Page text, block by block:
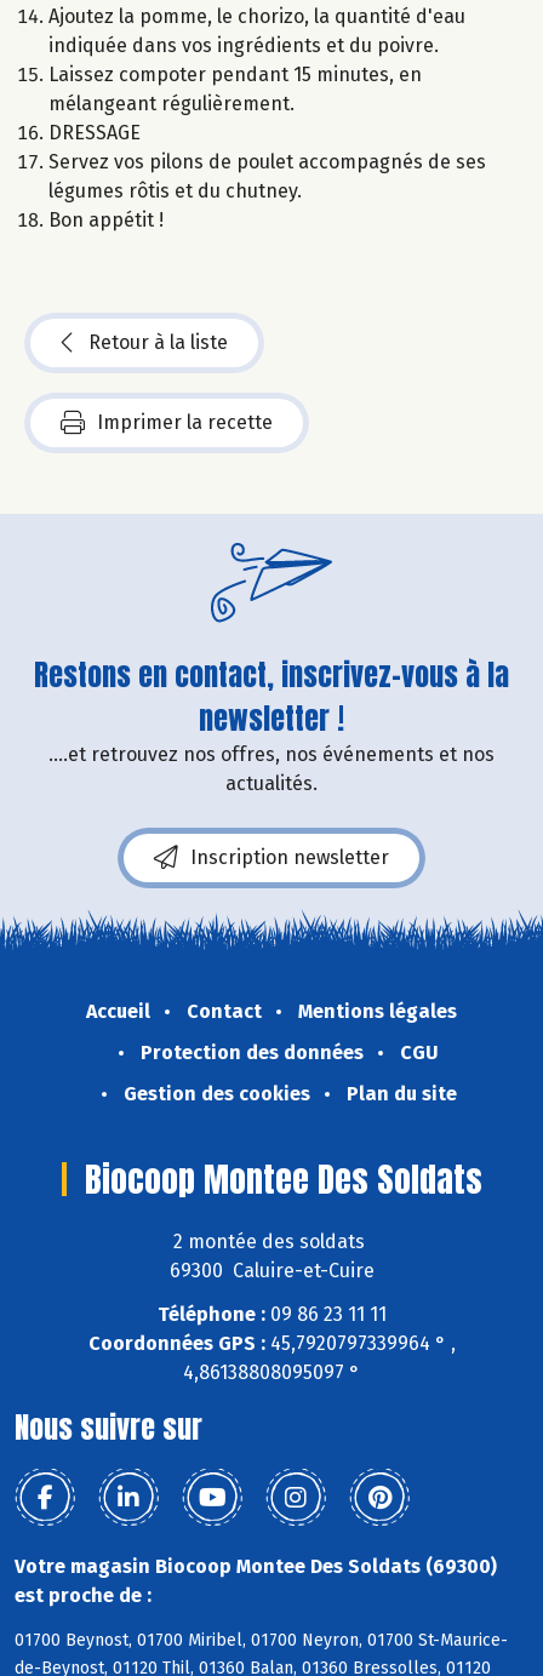
Ajoutez la pomme, le chorizo, la quantité d'eau
indiquée dans vos ingrédients et du poivre.
Laissez compoter pendant 15 minutes, en
mélangeant régulièrement.
DRESSAGE
Servez vos pilons de poulet accompagnés de ses
légumes rôtis et du chutney.
Bon appétit !
Retour à la liste
Imprimer la recette
Restons en contact, inscrivez-vous à la
newsletter !
....et retrouvez nos offres, nos événements et nos
actualités.
Inscription newsletter
Accueil Contact
Mentions légales
Protection des données
CGU
Gestion des cookies
Plan du site
Biocoop Montee Des Soldats
2 montée des soldats
69300 Caluire-et-Cuire
Téléphone :09 86 23 11 11
Coordonnées GPS :45,7920797339964 ° ,
4,86138808095097 °
Nous suivre sur
Votre magasin Biocoop Montee Des Soldats (69300)
est proche de :
01700 Beynost, 01700 Miribel, 01700 Neyron, 01700 St-Maurice-
de-Beynost, 01120 Thil, 01360 Balan, 01360 Bressolles, 01120